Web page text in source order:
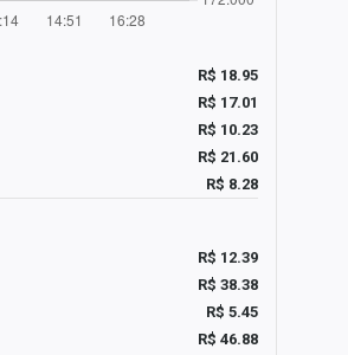
R$ 18.95
R$ 17.01
R$ 10.23
R$ 21.60
R$ 8.28
R$ 12.39
R$ 38.38
R$ 5.45
R$ 46.88